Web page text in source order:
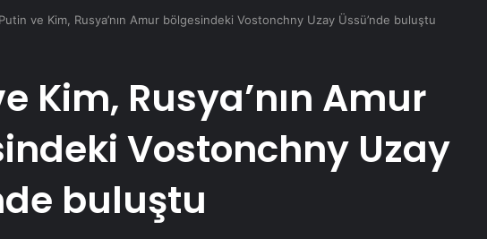
Putin ve Kim, Rusya’nın Amur bölgesindeki Vostonchny Uzay Üssü’nde buluştu
Kim, Rusya’nın Amur
Vostonchny Uzay
buluştu